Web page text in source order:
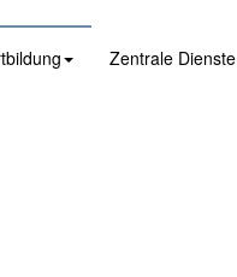
Zentrale Dienste